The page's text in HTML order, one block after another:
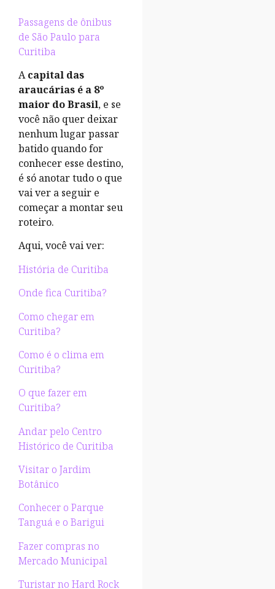
Passagens de ônibus
de São Paulo para
Curitiba
Acapital das
araucárias é a 8º
maior do Brasil, e se
você não quer deixar
nenhum lugar passar
batido quando for
conhecer esse destino,
é só anotar tudo o que
vai ver a seguir e
começar a montar seu
roteiro.
Aqui, você vai ver:
História de Curitiba
Onde fica Curitiba?
Como chegar em
Curitiba?
Como é o clima em
Curitiba?
O que fazer em
Curitiba?
Andar pelo Centro
Histórico de Curitiba
Visitar o Jardim
Botânico
Conhecer o Parque
Tanguá e o Barigui
Fazer compras no
Mercado Municipal
Turistar no Hard Rock